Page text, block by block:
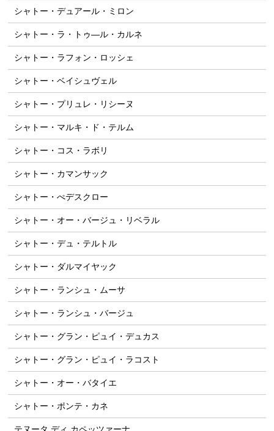
シャトー・デュアール・ミロン
シャトー・ラ・トゥ―ル・カルネ
シャトー・ラフォン・ロッシェ
シャトー・ベイシュヴェル
シャトー・プリュレ・リシーヌ
シャトー・マルキ・ド・テルム
シャトー・コス・ラボリ
シャトー・カマンサック
シャトー・ぺデスクロー
シャトー・オー・バージュ・リベラル
シャトー・デュ・テルトル
シャトー・ダルマイヤック
シャトー・ランシュ・ムーサ
シャトー・ランシュ・バージュ
シャトー・グラン・ピュイ・デュカス
シャトー・グラン・ピュイ・ラコスト
シャトー・オー・バタイエ
シャトー・ポンテ・カネ